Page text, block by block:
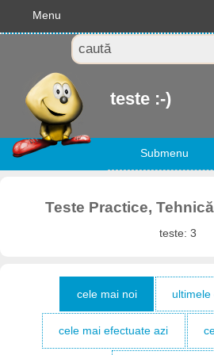
Menu
teste :-)
Submenu
Teste Practice,
teste: 3
cele mai noi ultimele
cele mai efectuate azi